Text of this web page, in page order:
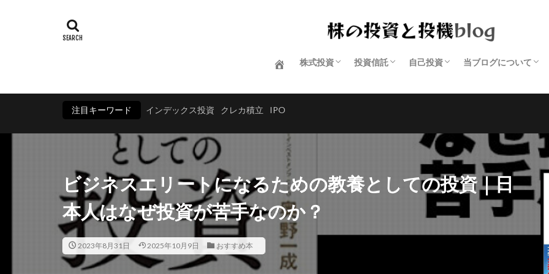
株式投資 投資信託 自己投資 当ブログについて
注目キーワード インデックス投資 クレカ積立 IPO
ビジネスエリートになるための教養としての投資｜日
本人はなぜ投資が苦手なのか？
2023年8月31日 2025年10月9日 おすすめ本